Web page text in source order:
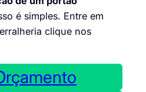
é simples. Entre em
clique nos